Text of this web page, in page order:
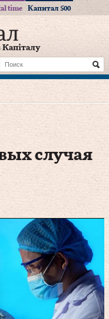
time Капитал 500
Капіталу
случая